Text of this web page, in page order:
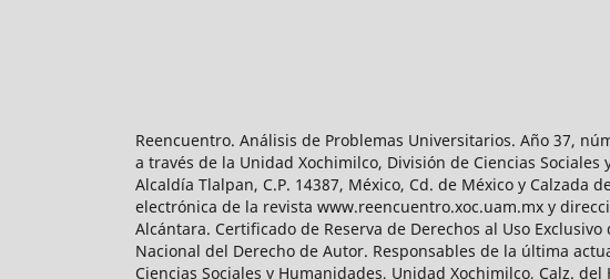
Reencuentro. Análisis de Problemas Universitarios. Año 37,
a través de la Unidad Xochimilco, División de Ciencias
Alcaldía Tlalpan, C.P. 14387, México, Cd. de México y Calzada
electrónica de la revista www.reencuentro.xoc.uam.mx y
Alcántara. Certificado de Reserva de Derechos al Uso
Nacional del Derecho de Autor. Responsables de la última
Ciencias Sociales y Humanidades, Unidad Xochimilco, Calz.